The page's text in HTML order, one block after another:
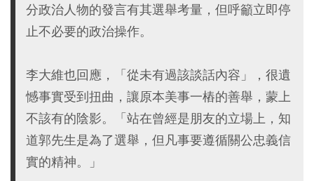
分政治人物的發言有其選舉考量，但呼籲立即停
止不必要的政治操作。
李大維也回應，「從未有過該談話內容」，很遺
憾事實受到扭曲，讓原本美事一樁的善舉，蒙上
不該有的陰影。「站在曾經是朋友的立場上，知
道郭先生是為了選舉，但凡事要遵循關公忠義信
實的精神。」